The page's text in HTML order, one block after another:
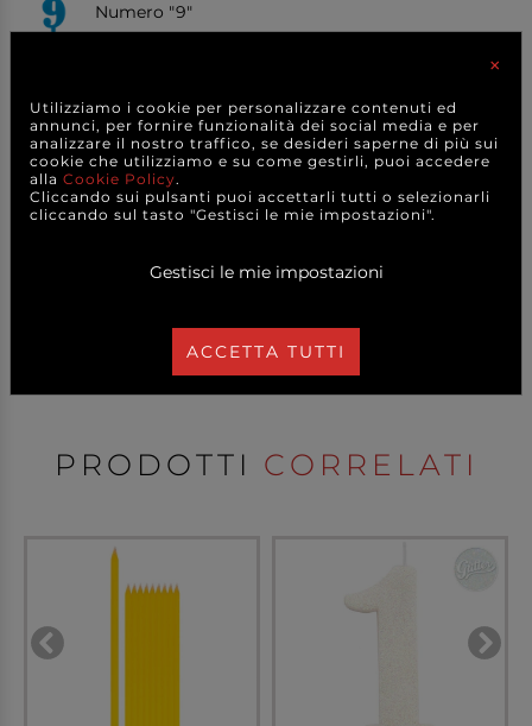
Numero "9"
Prodotto disponibile (7 pezzi)
Te ne servono di più?
Per grandi quantitativi o esigenze
CONTATTACI
PRODOTTI CORRELATI
×
Utilizziamo i cookie per personalizzare contenuti ed
annunci, per fornire funzionalità dei social media e per
analizzare il nostro traffico, se desideri saperne di più sui
cookie che utilizziamo e su come gestirli, puoi accedere
alla Cookie Policy.
Cliccando sui pulsanti puoi accettarli tutti o selezionarli
cliccando sul tasto "Gestisci le mie impostazioni".
Gestisci le mie impostazioni
ACCETTA TUTTI